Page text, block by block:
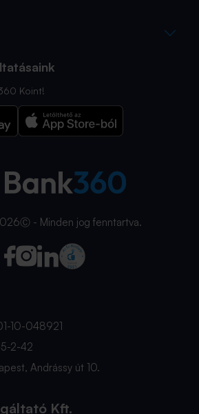
Koint!
- Minden jog fenntartva.
10-048921
2-42
Andrássy út 10.
Kft.